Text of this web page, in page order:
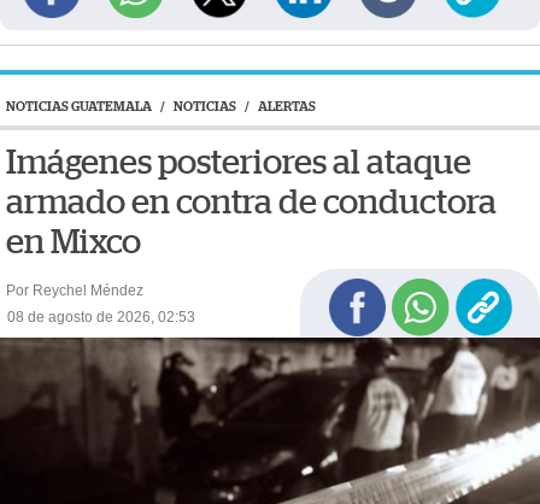
NOTICIAS GUATEMALA / NOTICIAS / ALERTAS
Imágenes posteriores al ataque
armado en contra de conductora
en Mixco
Por Reychel Méndez
08 de agosto de 2026, 02:53